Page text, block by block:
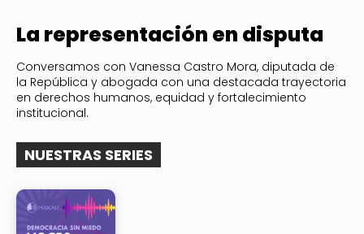
La representación en disputa
Conversamos con Vanessa Castro Mora, diputada de
la República y abogada con una destacada trayectoria
en derechos humanos, equidad y fortalecimiento
institucional.
NUESTRAS SERIES